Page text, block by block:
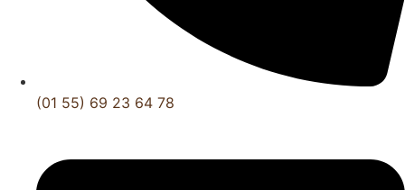
(01 55) 69 23 64 78